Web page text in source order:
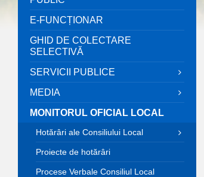
E-FUNCȚIONAR
GHID DE COLECTARE
SELECTIVĂ
SERVICII PUBLICE
MEDIA
MONITORUL OFICIAL LOCAL
Hotărâri ale Consiliului Local
Proiecte de hotărâri
Procese Verbale Consiliul Local